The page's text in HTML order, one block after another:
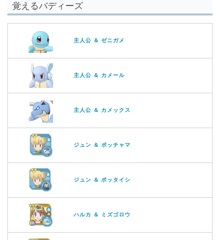
覚えるバディーズ
主人公 ＆ ゼニガメ
主人公 ＆ カメール
主人公 ＆ カメックス
ジュン ＆ ポッチャマ
ジュン ＆ ポッタイシ
ハルカ ＆ ミズゴロウ